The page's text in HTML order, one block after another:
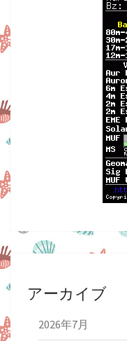
アーカイブ
2026年7月